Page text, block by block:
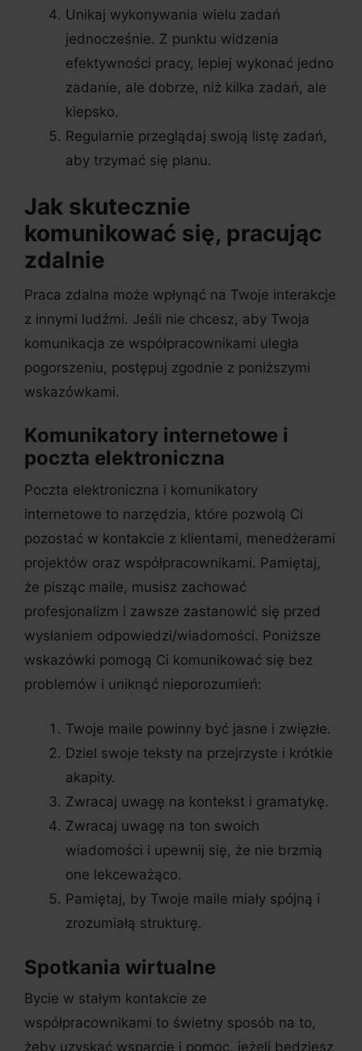
Unikaj wykonywania wielu zadań
jednocześnie. Z punktu widzenia
efektywności pracy, lepiej wykonać jedno
zadanie, ale dobrze, niż kilka zadań, ale
kiepsko.
Regularnie przeglądaj swoją listę zadań,
aby trzymać się planu.
Jak skutecznie
komunikować się, pracując
zdalnie
Praca zdalna może wpłynąć na Twoje interakcje
z innymi ludźmi. Jeśli nie chcesz, aby Twoja
komunikacja ze współpracownikami uległa
pogorszeniu, postępuj zgodnie z poniższymi
wskazówkami.
Komunikatory internetowe i
poczta elektroniczna
Poczta elektroniczna i komunikatory
internetowe to narzędzia, które pozwolą Ci
pozostać w kontakcie z klientami, menedżerami
projektów oraz współpracownikami. Pamiętaj,
że pisząc maile, musisz zachować
profesjonalizm i zawsze zastanowić się przed
wysłaniem odpowiedzi/wiadomości. Poniższe
wskazówki pomogą Ci komunikować się bez
problemów i uniknąć nieporozumień:
Twoje maile powinny być jasne i zwięzłe.
Dziel swoje teksty na przejrzyste i krótkie
akapity.
Zwracaj uwagę na kontekst i gramatykę.
Zwracaj uwagę na ton swoich
wiadomości i upewnij się, że nie brzmią
one lekceważąco.
Pamiętaj, by Twoje maile miały spójną i
zrozumiałą strukturę.
Spotkania wirtualne
Bycie w stałym kontakcie ze
współpracownikami to świetny sposób na to,
żeby uzyskać wsparcie i pomoc, jeżeli będziesz